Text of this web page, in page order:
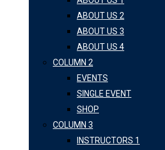
ABOUT US 2
ABOUT US 3
ABOUT US 4
COLUMN 2
EVENTS
SINGLE EVENT
SHOP
COLUMN 3
INSTRUCTORS 1